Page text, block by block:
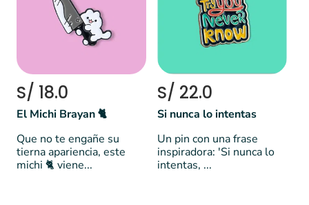
S/ 18.0
El Michi Brayan 🐈
Que no te engañe su
tierna apariencia, este
michi 🐈 viene...
S/ 22.0
Si nunca lo intentas
Un pin con una frase
inspiradora: 'Si nunca lo
intentas, ...